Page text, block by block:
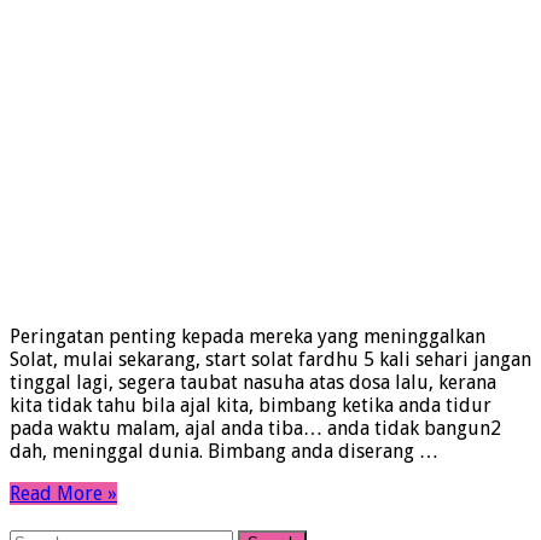
Peringatan penting kepada mereka yang meninggalkan
Solat, mulai sekarang, start solat fardhu 5 kali sehari jangan
tinggal lagi, segera taubat nasuha atas dosa lalu, kerana
kita tidak tahu bila ajal kita, bimbang ketika anda tidur
pada waktu malam, ajal anda tiba… anda tidak bangun2
dah, meninggal dunia. Bimbang anda diserang …
Read More »